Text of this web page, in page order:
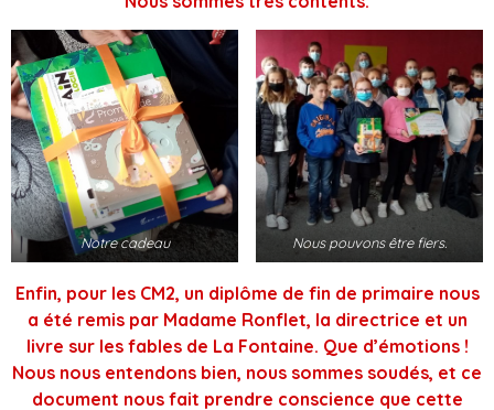
Notre cadeau Nous pouvons être fiers.
Enfin, pour les CM2, un diplôme de fin de primaire nous
a été remis par Madame Ronflet, la directrice et un
livre sur les fables de La Fontaine. Que d’émotions !
Nous nous entendons bien, nous sommes soudés, et ce
document nous fait prendre conscience que cette